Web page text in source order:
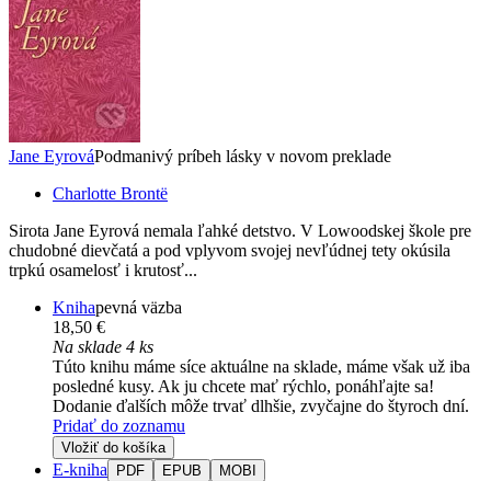
Jane EyrováPodmanivý príbeh lásky v novom preklade
Charlotte Brontë
Sirota Jane Eyrová nemala ľahké detstvo. V Lowoodskej škole pre
chudobné dievčatá a pod vplyvom svojej nevľúdnej tety okúsila
trpkú osamelosť i krutosť...
Knihapevná väzba
18,50 €
Na sklade 4 ks
Túto knihu máme síce aktuálne na sklade, máme však už iba
posledné kusy. Ak ju chcete mať rýchlo, ponáhľajte sa!
Dodanie ďalších môže trvať dlhšie, zvyčajne do štyroch dní.
Pridať do zoznamu
Vložiť do košíka
E-kniha PDF EPUB MOBI